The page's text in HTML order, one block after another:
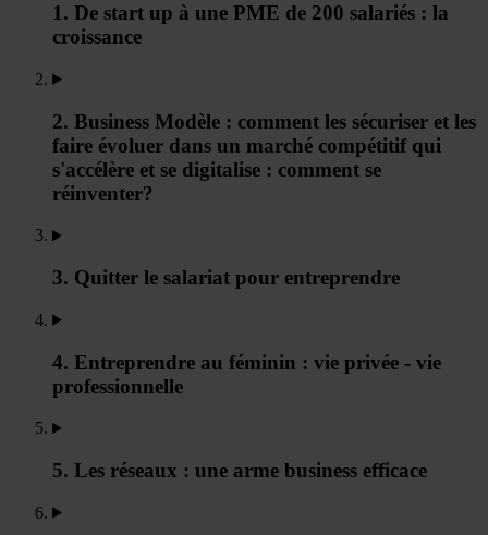
1. De start up à une PME de 200 salariés : la
croissance
2. Business Modèle : comment les sécuriser et les
faire évoluer dans un marché compétitif qui
s'accélère et se digitalise : comment se
réinventer?
3. Quitter le salariat pour entreprendre
4. Entreprendre au féminin : vie privée - vie
professionnelle
5. Les réseaux : une arme business efficace